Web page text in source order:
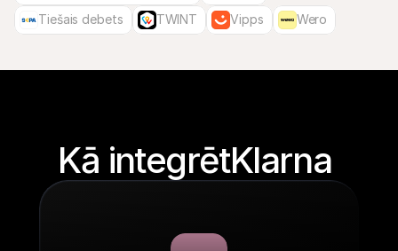
Tiešais debets
TWINT Vipps Wero
Kā integrētKlarna